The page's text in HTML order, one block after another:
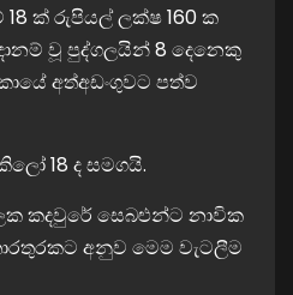
ක් රුපියල් ලක්ෂ 160 ක
වූ පුද්ගලයින් 8 දෙනෙකු
අත්අඩංගුවට පත්ව
18 ද සමගයි.
කදවුරේ සෙබළුන්ට නාවික
අනුව මෙම වැටලීම